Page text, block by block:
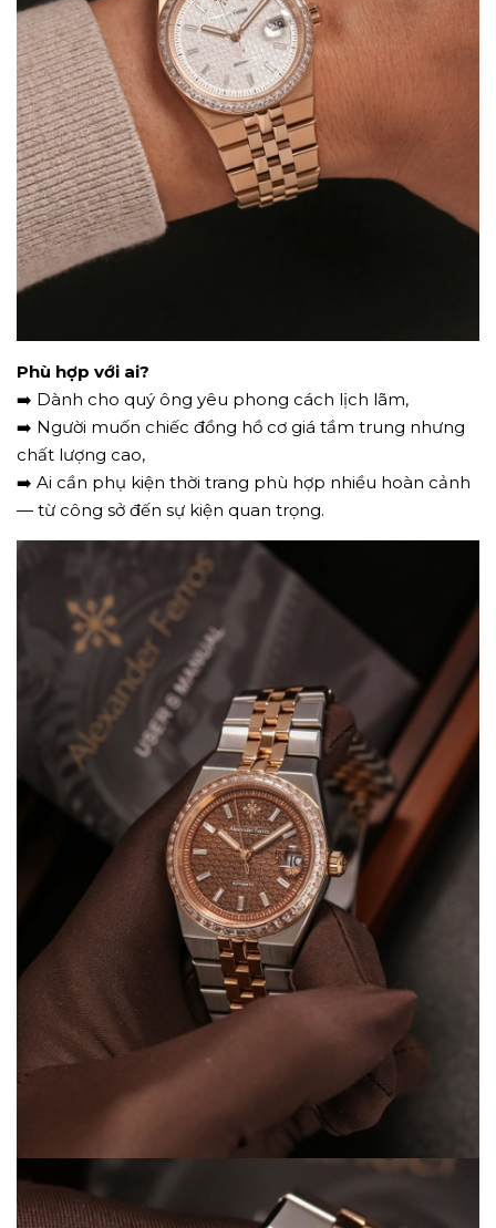
Phù hợp với ai?
➡️ Dành cho quý ông yêu phong cách lịch lãm,
➡️ Người muốn chiếc đồng hồ cơ giá tầm trung nhưng
chất lượng cao,
➡️ Ai cần phụ kiện thời trang phù hợp nhiều hoàn cảnh
— từ công sở đến sự kiện quan trọng.